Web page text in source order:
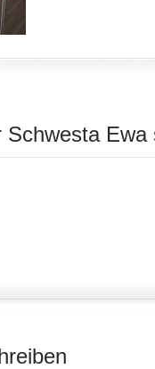
Ewa